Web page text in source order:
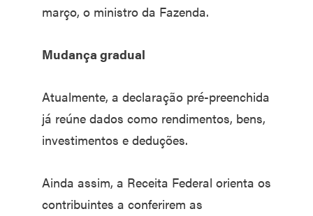
março, o ministro da Fazenda.
Mudança gradual
Atualmente, a declaração pré-preenchida
já reúne dados como rendimentos, bens,
investimentos e deduções.
Ainda assim, a Receita Federal orienta os
contribuintes a conferirem as